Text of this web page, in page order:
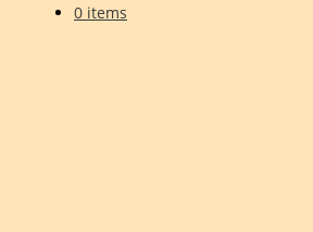
0 items